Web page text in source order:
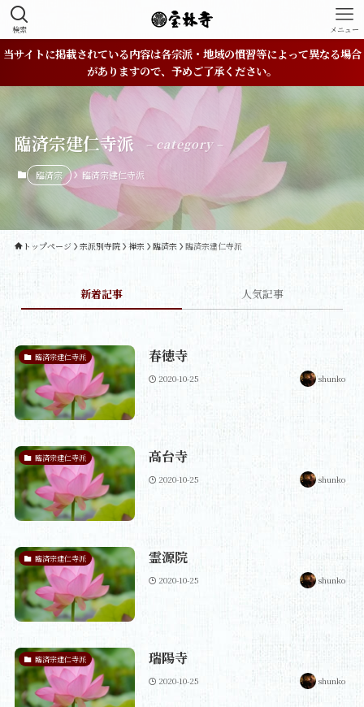
検索 メニュー
当サイトに掲載されている内容は各宗派・地域の慣習等によって異なる場合
がありますので、予めご了承ください。
臨済宗建仁寺派 – category –
臨済宗 臨済宗建仁寺派
トップページ 宗派別寺院 禅宗 臨済宗 臨済宗建仁寺派
新着記事 人気記事
臨済宗建仁寺派 春徳寺
2020-10-25 shunko
臨済宗建仁寺派 高台寺
2020-10-25 shunko
臨済宗建仁寺派 霊源院
2020-10-25 shunko
臨済宗建仁寺派 瑞陽寺
2020-10-25 shunko